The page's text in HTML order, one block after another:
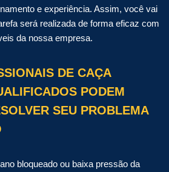
e experiência. Assim, você vai
será realizada de forma eficaz com
da nossa empresa.
DE CAÇA
PODEM
SEU PROBLEMA
bloqueado ou baixa pressão da